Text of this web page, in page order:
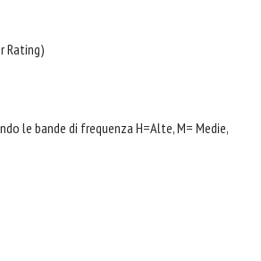
Rating)
le bande di frequenza H=Alte, M= Medie,